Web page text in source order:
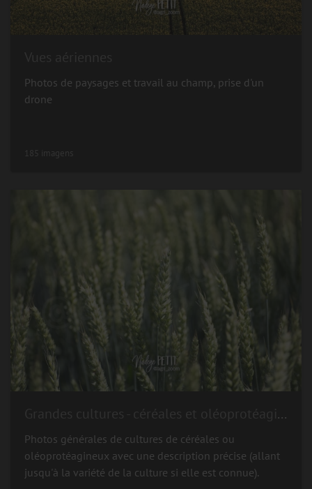
Photos de paysages et travail au champ, prise d'un
drone
185 imagens
Grandes cultures - céréales et oléoprotéagineux
Photos générales de cultures de céréales ou
oléoprotéagineux avec une description précise (allant
jusqu'à la variété de la culture si elle est connue).